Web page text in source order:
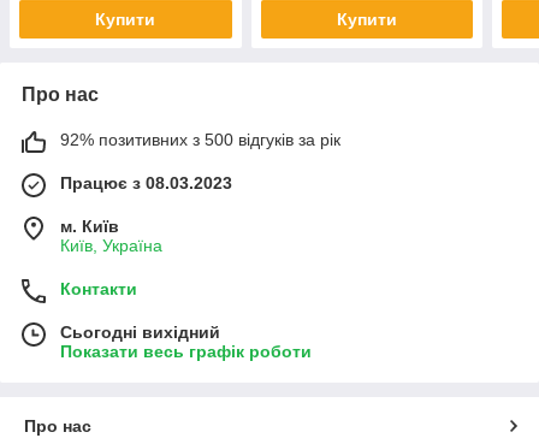
Купити Купити
Про нас
92% позитивних з 500 відгуків за рік
Працює з 08.03.2023
м. Київ
Київ, Україна
Контакти
Сьогодні вихідний
Показати весь графік роботи
Про нас